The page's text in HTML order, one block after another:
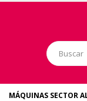
MÁQUINAS SECTOR